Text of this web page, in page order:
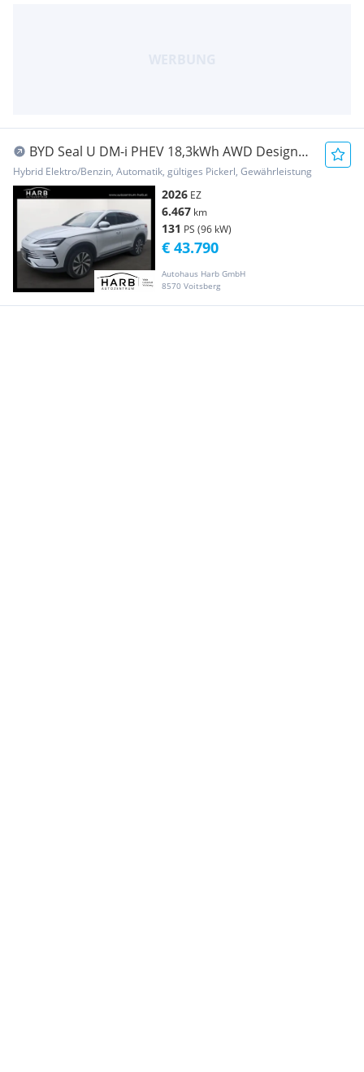
BYD Seal U DM-i PHEV 18,3kWh AWD Design
Österreich ...
Hybrid Elektro/Benzin, Automatik, gültiges Pickerl, Gewährleistung
2026 EZ
6.467 km
131 PS (96 kW)
Autohaus Harb GmbH
8570 Voitsberg
€ 43.790